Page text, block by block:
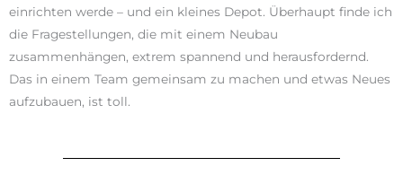
einrichten werde – und ein kleines Depot. Überhaupt finde ich
die Fragestellungen, die mit einem Neubau
zusammenhängen, extrem spannend und herausfordernd.
Das in einem Team gemeinsam zu machen und etwas Neues
aufzubauen, ist toll.